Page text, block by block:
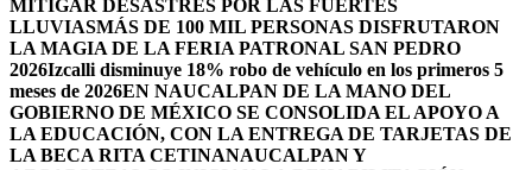
MITIGAR DESASTRES POR LAS FUERTES
LLUVIASMÁS DE 100 MIL PERSONAS DISFRUTARON
LA MAGIA DE LA FERIA PATRONAL SAN PEDRO
2026Izcalli disminuye 18% robo de vehículo en los primeros 5
meses de 2026EN NAUCALPAN DE LA MANO DEL
GOBIERNO DE MÉXICO SE CONSOLIDA EL APOYO A
LA EDUCACIÓN, CON LA ENTREGA DE TARJETAS DE
LA BECA RITA CETINANAUCALPAN Y